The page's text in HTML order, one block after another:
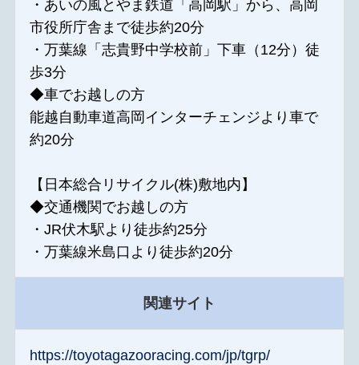
・あいの風とやま鉄道「高岡駅」から、高岡
市役所庁舎まで徒歩約20分
・万葉線「志貴野中学校前」下車（12分）徒
歩3分
◆車でお越しの方
能越自動車道高岡インターチェンジより車で
約20分
【日本総合リサイクル(株)敷地内】
◆交通機関でお越しの方
・JR伏木駅より徒歩約25分
・万葉線米島口より徒歩約20分
関連サイト
https://toyotagazooracing.com/jp/tgrp/